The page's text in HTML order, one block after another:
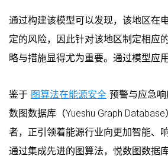
通过构建该模型可以发现，该地区在
定的风险，因此针对该地区制定相应
略与措施显得尤为重要。通过模型应
鉴于 图算法在能源安全 预警与应急
数图数据库（Yueshu Graph
者，正引领着能源行业向更加智能、
通过集成先进的图算法，悦数图数据